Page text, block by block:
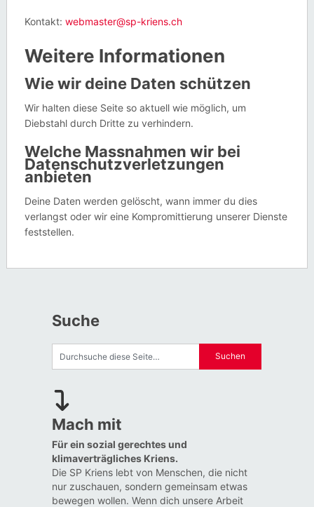
Kontakt: webmaster@sp-kriens.ch
Weitere Informationen
Wie wir deine Daten schützen
Wir halten diese Seite so aktuell wie möglich, um
Diebstahl durch Dritte zu verhindern.
Welche Massnahmen wir bei
Datenschutzverletzungen
anbieten
Deine Daten werden gelöscht, wann immer du dies
verlangst oder wir eine Kompromittierung unserer Dienste
feststellen.
Suche
Mach mit
Für ein sozial gerechtes und
klimaverträgliches Kriens.
Die SP Kriens lebt von Menschen, die nicht
nur zuschauen, sondern gemeinsam etwas
bewegen wollen. Wenn dich unsere Arbeit